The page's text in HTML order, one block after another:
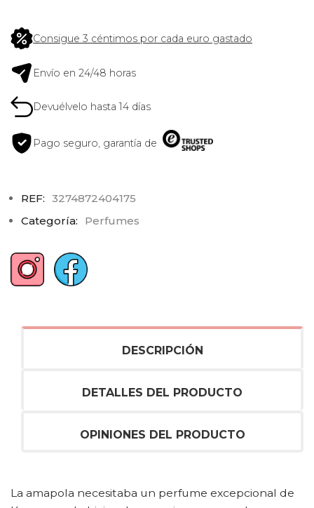
Consigue 3 céntimos por cada euro gastado
Envío en 24/48 horas
Devuélvelo hasta 14 días
Pago seguro, garantía de
REF: 3274872404175
Categoría:
Perfumes
DESCRIPCIÓN
DETALLES DEL PRODUCTO
OPINIONES DEL PRODUCTO
La amapola necesitaba un perfume excepcional de